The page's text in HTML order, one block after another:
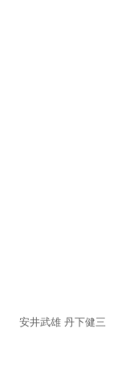
安井武雄 丹下健三